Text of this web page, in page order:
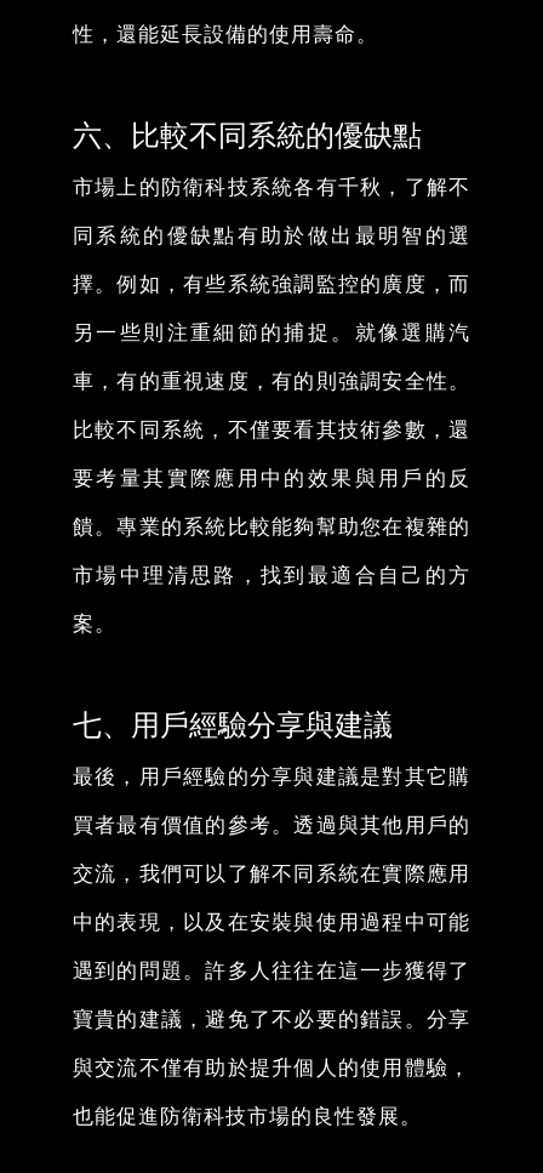
性，還能延長設備的使用壽命。
六、比較不同系統的優缺點
市場上的防衛科技系統各有千秋，了解不
同系統的優缺點有助於做出最明智的選
擇。例如，有些系統強調監控的廣度，而
另一些則注重細節的捕捉。就像選購汽
車，有的重視速度，有的則強調安全性。
比較不同系統，不僅要看其技術參數，還
要考量其實際應用中的效果與用戶的反
饋。專業的系統比較能夠幫助您在複雜的
市場中理清思路，找到最適合自己的方
案。
七、用戶經驗分享與建議
最後，用戶經驗的分享與建議是對其它購
買者最有價值的參考。透過與其他用戶的
交流，我們可以了解不同系統在實際應用
中的表現，以及在安裝與使用過程中可能
遇到的問題。許多人往往在這一步獲得了
寶貴的建議，避免了不必要的錯誤。分享
與交流不僅有助於提升個人的使用體驗，
也能促進防衛科技市場的良性發展。